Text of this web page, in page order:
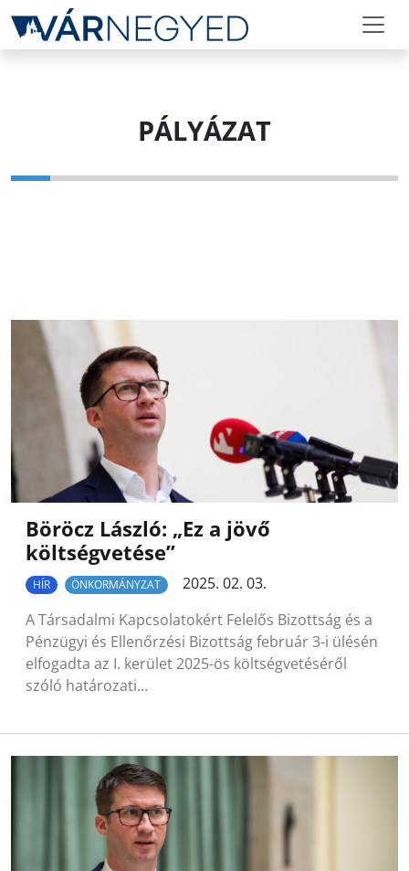
PÁLYÁZAT
Böröcz László: „Ez a jövő
költségvetése”
HÍR ÖNKORMÁNYZAT
2025. 02. 03.
A Társadalmi Kapcsolatokért Felelős Bizottság és a
Pénzügyi és Ellenőrzési Bizottság február 3-i ülésén
elfogadta az I. kerület 2025-ös költségvetéséről
szóló határozati…